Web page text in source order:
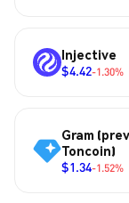
Injective
$4.42-1.30%
Gram
Toncoin)
$1.34-1.52%